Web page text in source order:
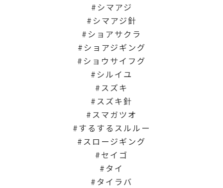
シマアジ
シマアジ針
ショアサクラ
ショアジギング
ショウサイフグ
シルイユ
スズキ
スズキ針
スマガツオ
するするスルルー
スロージギング
セイゴ
タイ
タイラバ